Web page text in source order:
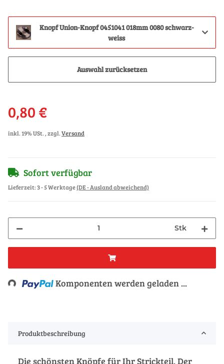
Knopf Union-Knopf 0451041 018mm 0080 schwarz-
weiss
Auswahl zurücksetzen
0,80 €
inkl. 19% USt. , zzgl.Versand
Sofort verfügbar
Lieferzeit:3 - 5 Werktage(DE - Ausland abweichend)
Stk
Komponenten werden geladen ...
Produktbeschreibung
Die schönsten Knöpfe für Ihr Strickteil. Der